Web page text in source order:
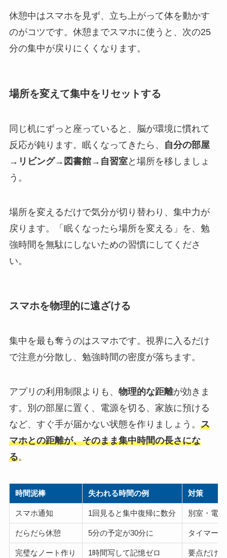
休憩中はスマホを見ず、立ち上がって体を動かす
のがコツです。休憩までスマホに使うと、次の25
分の集中が戻りにくくなります。
場所を変えて集中をリセットする
同じ机にずっと座っていると、脳が環境に慣れて
反応が鈍ります。眠くなってきたら、
自分の部屋
→リビング→図書館→自習室と場所を移しましょ
う。
場所を変えるだけで気分が切り替わり、集中力が
戻ります。「眠くなったら場所を変える」を、勉
強時間を無駄にしないための習慣にしてくださ
い。
スマホを物理的に遠ざける
集中を最も奪うのはスマホです。視界に入るだけ
で注意が分散し、勉強時間の密度が落ちます。
アプリの利用制限よりも、 物理的な距離が効きま
す。別の部屋に置く、電源を切る、家族に預ける
など、すぐ手が届かない状態を作りましょう。 ス
マホとの距離が、そのまま集中時間の長さにな
る。
時間泥棒 失われる時間の例 対策
スマホ通知 1回見ると集中復帰に数分 別室・電
だらだら休憩 5分の予定が30分に タイマー
完璧なノート作り 1時間写して記憶ゼロ 要点だけ